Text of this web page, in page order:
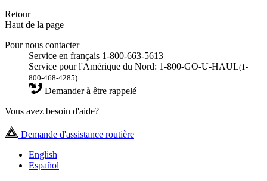
Retour
Haut de la page
Pour nous contacter
Service en français 1-800-663-5613
Service pour l'Amérique du Nord: 1-800-GO-U-HAUL(1-
800-468-4285)
Demander à être rappelé
Vous avez besoin d'aide?
Demande d'assistance routière
English
Español